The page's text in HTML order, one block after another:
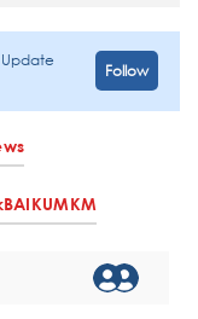
Follow
BAIKUMKM